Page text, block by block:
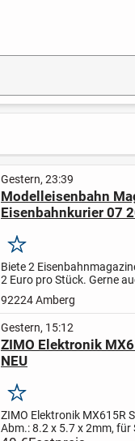
Gestern, 23:39
Modelleisenbahn
Eisenbahnkurier 07
Merken
Biete 2
2 Euro pro Stück. Gerne
92224 Amberg
Gestern, 15:12
ZIMO Elektronik
NEU
Merken
ZIMO Elektronik MX615R
Abm.: 8.2 x 5.7 x 2mm, für